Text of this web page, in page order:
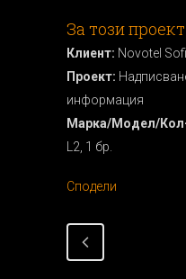
За този проект
Клиент: Novotel
Проект:
информация
Марка/Модел/
L2, 1 бр.
Сподели